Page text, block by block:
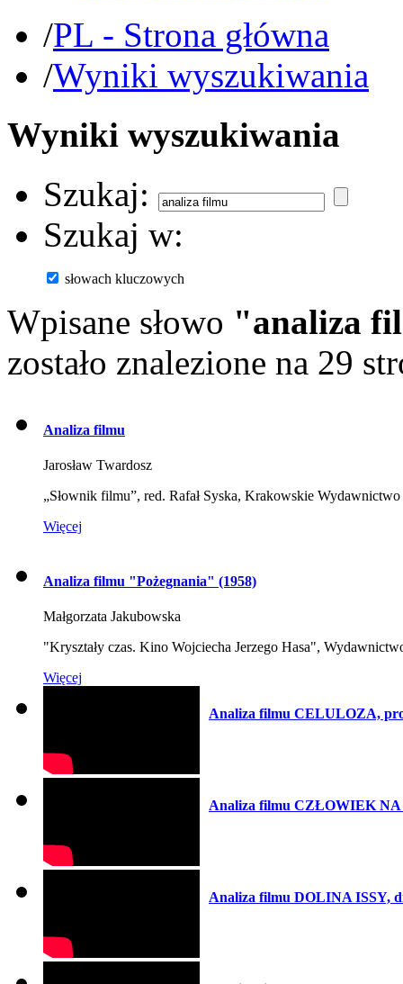
/PL - Strona główna
/Wyniki wyszukiwania
Wyniki wyszukiwania
Szukaj:
Szukaj w:
słowach kluczowych
Wpisane słowo "analiza
zostało znalezione na 29
Analiza filmu
Jarosław Twardosz
„Słownik filmu”, red. Rafał Syska, Krakowskie
Więcej
Analiza filmu "Pożegnania" (1958)
Małgorzata Jakubowska
"Kryształy czas. Kino Wojciecha Jerzego Hasa",
Więcej
Analiza filmu CELULOZA,
Analiza filmu CZŁOWIEK
Analiza filmu DOLINA ISSY,